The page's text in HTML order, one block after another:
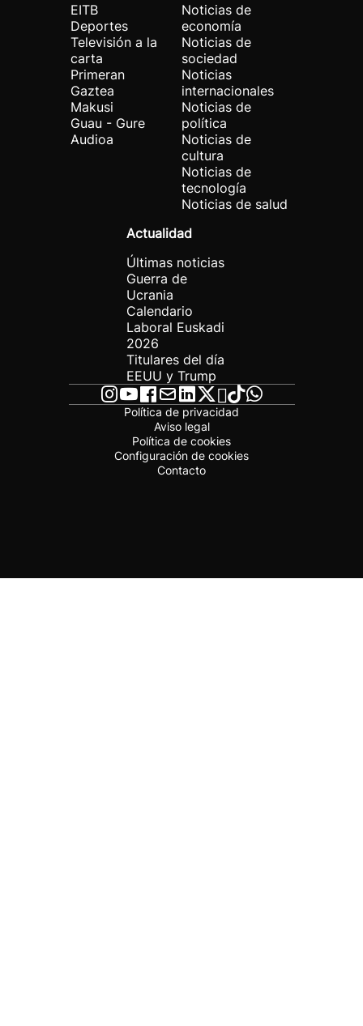
EITB
Deportes
Televisión a la
carta
Primeran
Gaztea
Makusi
Guau - Gure
Audioa
Noticias de
economía
Noticias de
sociedad
Noticias
internacionales
Noticias de
política
Noticias de
cultura
Noticias de
tecnología
Noticias de salud
Actualidad
Últimas noticias
Guerra de
Ucrania
Calendario
Laboral Euskadi
2026
Titulares del día
EEUU y Trump
Política de privacidad
Aviso legal
Política de cookies
Configuración de cookies
Contacto